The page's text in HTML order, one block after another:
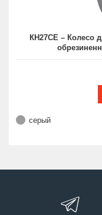
КН27СЕ – Колесо
серый